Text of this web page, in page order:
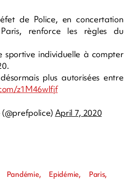
de Police, en concertation
renforce les règles du
individuelle à compter
plus autorisées entre
z1M46wIfjf
April 7, 2020
Pandémie, Epidémie, Paris,